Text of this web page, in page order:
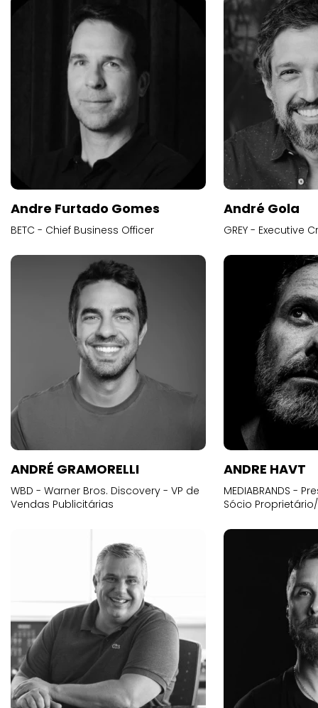
Andre Furtado Gomes
BETC - Chief Business Officer
André Gola
GREY - Executive
ANDRÉ GRAMORELLI
WBD - Warner Bros. Discovery - VP de
Vendas Publicitárias
ANDRE HAVT
MEDIABRANDS -
Sócio